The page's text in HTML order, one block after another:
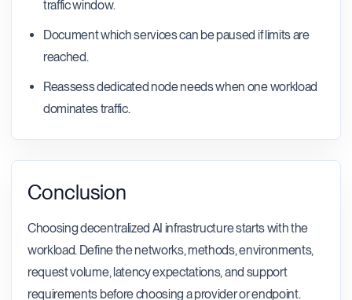
traffic window.
Document which services can be paused if limits are
reached.
Reassess dedicated node needs when one workload
dominates traffic.
Conclusion
Choosing decentralized AI infrastructure starts with the
workload. Define the networks, methods, environments,
request volume, latency expectations, and support
requirements before choosing a provider or endpoint.